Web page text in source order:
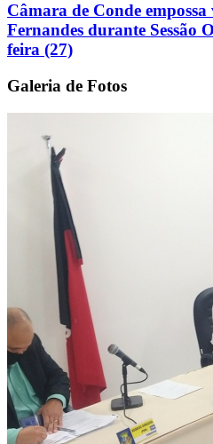
Câmara de Conde
Fernandes durante Sessão
feira (27)
Galeria de Fotos